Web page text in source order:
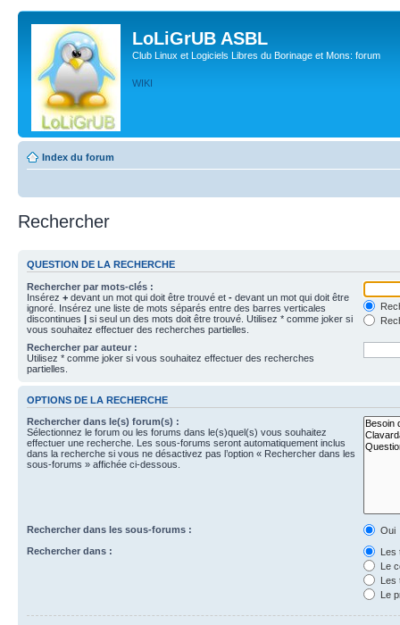
LoLiGrUB ASBL
Club Linux et Logiciels Libres du Borinage et Mons: forum
WIKI
Index du forum
Rechercher
QUESTION DE LA RECHERCHE
Rechercher par mots-clés :
Insérez + devant un mot qui doit être trouvé et - devant un mot qui doit être
ignoré. Insérez une liste de mots séparés entre des barres verticales
discontinues | si seul un des mots doit être trouvé. Utilisez * comme joker si
vous souhaitez effectuer des recherches partielles.
Rechercher par auteur :
Utilisez * comme joker si vous souhaitez effectuer des recherches
partielles.
OPTIONS DE LA RECHERCHE
Rechercher dans le(s) forum(s) :
Sélectionnez le forum ou les forums dans le(s)quel(s) vous souhaitez
effectuer une recherche. Les sous-forums seront automatiquement inclus
dans la recherche si vous ne désactivez pas l’option « Rechercher dans les
sous-forums » affichée ci-dessous.
Rechercher dans les sous-forums :
Oui
Rechercher dans :
Les
Le
Les
Le